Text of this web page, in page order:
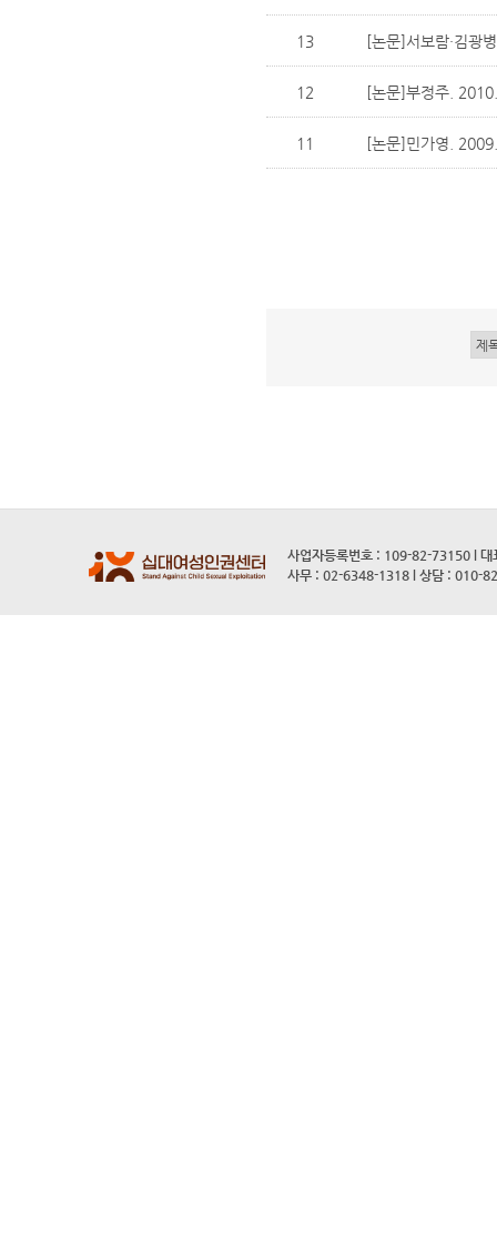
13 [논문]서보람·김광
12 [논문]부정주.
11 [논문]민가영.
사업자등록번호 : 109-82-73150 l 대
사무 : 02-6348-1318 l 상담 : 010-